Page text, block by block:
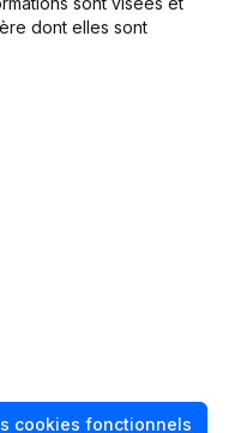
(Cessation, Annulation
Forme Juridique -
(Nouvelle
Ouverture
dont elles sont
cookies fonctionnels